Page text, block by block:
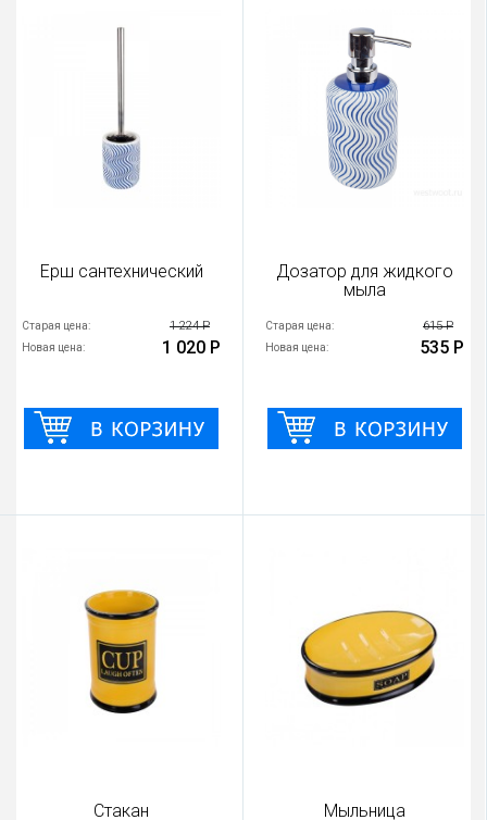
Ерш сантехнический
Старая цена: 1 224 Р
Новая цена: 1 020 Р
Дозатор для жидкого
мыла
Старая цена: 615 Р
Новая цена: 535 Р
Стакан Мыльница